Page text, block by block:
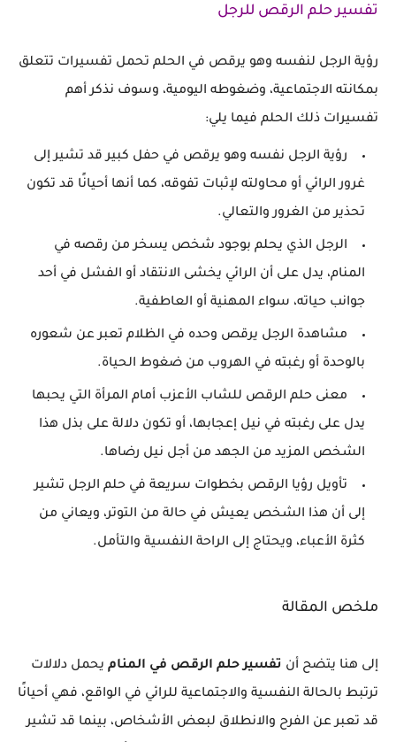
تفسير حلم الرقص للرجل
رؤية الرجل لنفسه وهو يرقص في الحلم تحمل تفسيرات تتعلق
بمكانته الاجتماعية، وضغوطه اليومية، وسوف نذكر أهم
تفسيرات ذلك الحلم فيما يلي:
رؤية الرجل نفسه وهو يرقص في حفل كبير قد تشير إلى
غرور الرائي أو محاولته لإثبات تفوقه، كما أنها أحيانًا قد تكون
تحذير من الغرور والتعالي.
الرجل الذي يحلم بوجود شخص يسخر من رقصه في
المنام، يدل على أن الرائي يخشى الانتقاد أو الفشل في أحد
جوانب حياته، سواء المهنية أو العاطفية.
مشاهدة الرجل يرقص وحده في الظلام تعبر عن شعوره
بالوحدة أو رغبته في الهروب من ضغوط الحياة.
معنى حلم الرقص للشاب الأعزب أمام المرأة التي يحبها
يدل على رغبته في نيل إعجابها، أو تكون دلالة على بذل هذا
الشخص المزيد من الجهد من أجل نيل رضاها.
تأويل رؤيا الرقص بخطوات سريعة في حلم الرجل تشير
إلى أن هذا الشخص يعيش في حالة من التوتر، ويعاني من
كثرة الأعباء، ويحتاج إلى الراحة النفسية والتأمل.
ملخص المقالة
إلى هنا يتضح أن تفسير حلم الرقص في المنام يحمل دلالات
ترتبط بالحالة النفسية والاجتماعية للرائي في الواقع، فهي أحيانًا
قد تعبر عن الفرح والانطلاق لبعض الأشخاص، بينما قد تشير